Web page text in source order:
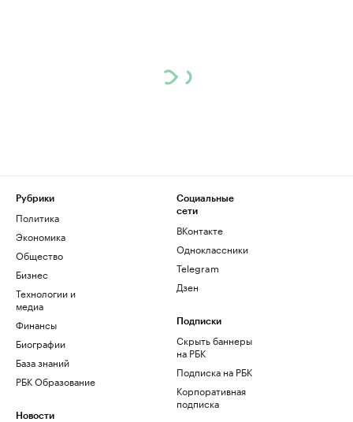
Рубрики
Политика
Экономика
Общество
Бизнес
Технологии и
медиа
Финансы
Биографии
База знаний
РБК Образование
Новости
Социальные
сети
ВКонтакте
Одноклассники
Telegram
Дзен
Подписки
Скрыть баннеры
на РБК
Подписка на РБК
Корпоративная
подписка